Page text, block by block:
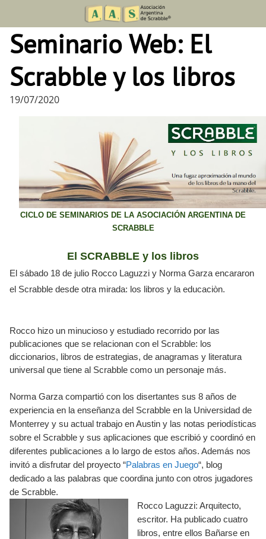
content
Seminario Web: El
Scrabble y los libros
19/07/2020
CICLO DE SEMINARIOS DE LA ASOCIACIÓN ARGENTINA DE
SCRABBLE
El SCRABBLE y los libros
El sábado 18 de julio Rocco Laguzzi y Norma Garza encararon
el Scrabble desde otra mirada: los libros y la educaciòn.
Rocco hizo un minucioso y estudiado recorrido por las
publicaciones que se relacionan con el Scrabble: los
diccionarios, libros de estrategias, de anagramas y literatura
universal que tiene al Scrabble como un personaje más.
Norma Garza compartió con los disertantes sus 8 años de
experiencia en la enseñanza del Scrabble en la Universidad de
Monterrey y su actual trabajo en Austin y las notas periodísticas
sobre el Scrabble y sus aplicaciones que escribió y coordinó en
diferentes publicaciones a lo largo de estos años. Además nos
invitó a disfrutar del proyecto “Palabras en Juego“, blog
dedicado a las palabras que coordina junto con otros jugadores
de Scrabble.
Rocco Laguzzi: Arquitecto,
escritor. Ha publicado cuatro
libros, entre ellos Bañarse en